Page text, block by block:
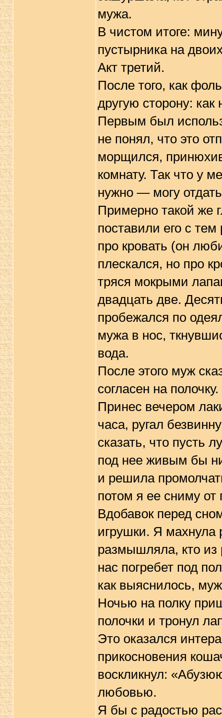
мужа.
В чистом итоге:
пустырника на
Акт третий.
После того, как
другую сторону:
Первым был
не понял, что это
морщился,
комнату. Так что у
нужно — могу
Примерно такой же
поставили его с тем
про кровать (он
плескался, но про
тряся мокрыми
двадцать две.
пробежался по
мужа в нос,
вода.
После этого муж
согласен на полочку.
Принес вечером
часа, ругал
сказать, что пусть
под нее живым бы
и решила
потом я ее сниму от
Вдобавок перед
игрушки. Я махнула
размышляла, кто из
нас погребет под
как выяснилось,
Ночью на полку
полочки и тронул
Это оказался
прикосновения
воскликнул:
любовью.
Я бы с радостью